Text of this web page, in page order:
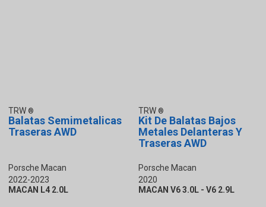
TRW
Balatas Semimetalicas
Traseras AWD
Porsche Macan
2022-2023
MACAN L4 2.0L
TRW
Kit De Balatas Bajos
Metales Delanteras Y
Traseras AWD
Porsche Macan
2020
MACAN V6 3.0L - V6 2.9L